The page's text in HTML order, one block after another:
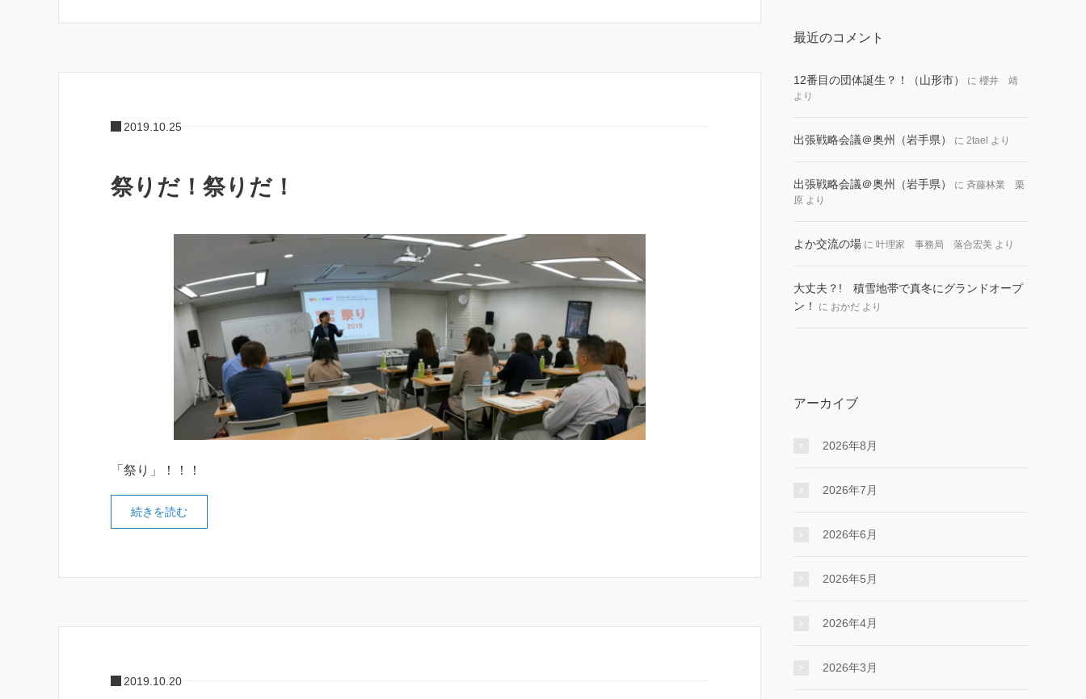
2019.10.25
祭りだ！祭りだ！
「祭り」！！！
続きを読む
2019.10.20
最近のコメント
12番目の団体誕生？！（山形市） に 櫻井 靖
より
出張戦略会議＠奥州（岩手県） に 2tael より
出張戦略会議＠奥州（岩手県） に 斉藤林業 栗
原 より
よか交流の場 に 叶理家 事務局 落合宏美 より
大丈夫？! 積雪地帯で真冬にグランドオープ
ン！
に おかだ より
アーカイブ
2026年8月
2026年7月
2026年6月
2026年5月
2026年4月
2026年3月